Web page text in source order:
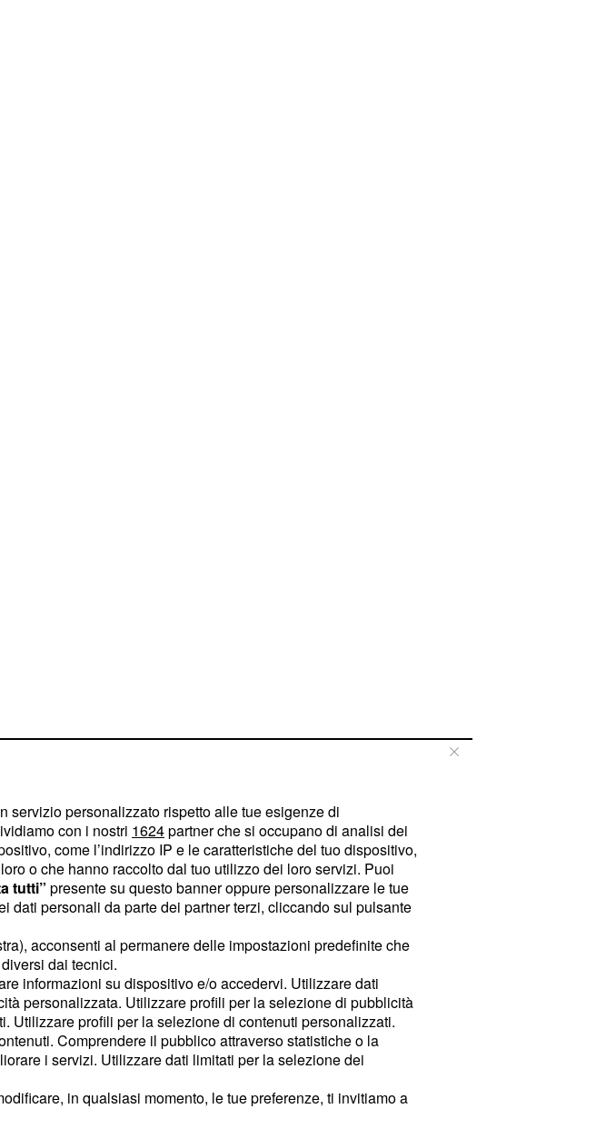
servizio personalizzato rispetto alle tue esigenze di
con i nostri 1624partner che si occupano di analisi dei
come l’indirizzo IP e le caratteristiche del tuo dispositivo,
o che hanno raccolto dal tuo utilizzo dei loro servizi. Puoi
tutti” presente su questo banner oppure personalizzare le tue
dati personali da parte dei partner terzi, cliccando sul pulsante
acconsenti al permanere delle impostazioni predefinite che
dai tecnici.
informazioni su dispositivo e/o accedervi. Utilizzare dati
personalizzata. Utilizzare profili per la selezione di pubblicità
Utilizzare profili per la selezione di contenuti personalizzati.
Comprendere il pubblico attraverso statistiche o la
i servizi. Utilizzare dati limitati per la selezione dei
in qualsiasi momento, le tue preferenze, ti invitiamo a